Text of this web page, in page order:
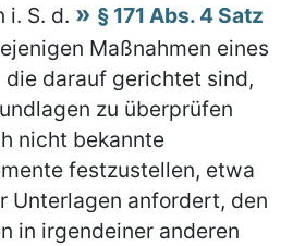
i. S. d.
§ 171 Abs. 4 Satz
Maßnahmen eines
darauf gerichtet sind,
zu überprüfen
nicht bekannte
festzustellen, etwa
Unterlagen anfordert, den
in irgendeiner anderen